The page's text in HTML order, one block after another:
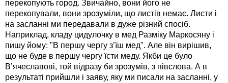
перекопують город. Звичайно, вони його не
перекопували, вони зрозуміли, що листів немає. Листи і
на засланні ми передавали в дуже різний спосіб.
Наприклад, кладу цидулочку в мед Разміку Маркосяну і
пишу йому: "В першу чергу з’їш мед". Але він вирішив,
що не буде в першу чергу їсти меду. Якби це було
В’ячеславові, той відразу би зрозумів, з півслова. А в
результаті прийшли і заяву, яку ми писали на засланні, у